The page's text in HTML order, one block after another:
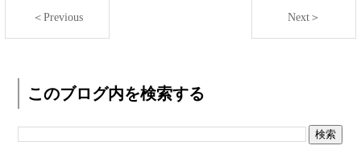
＜Previous Next＞
このブログ内を検索する